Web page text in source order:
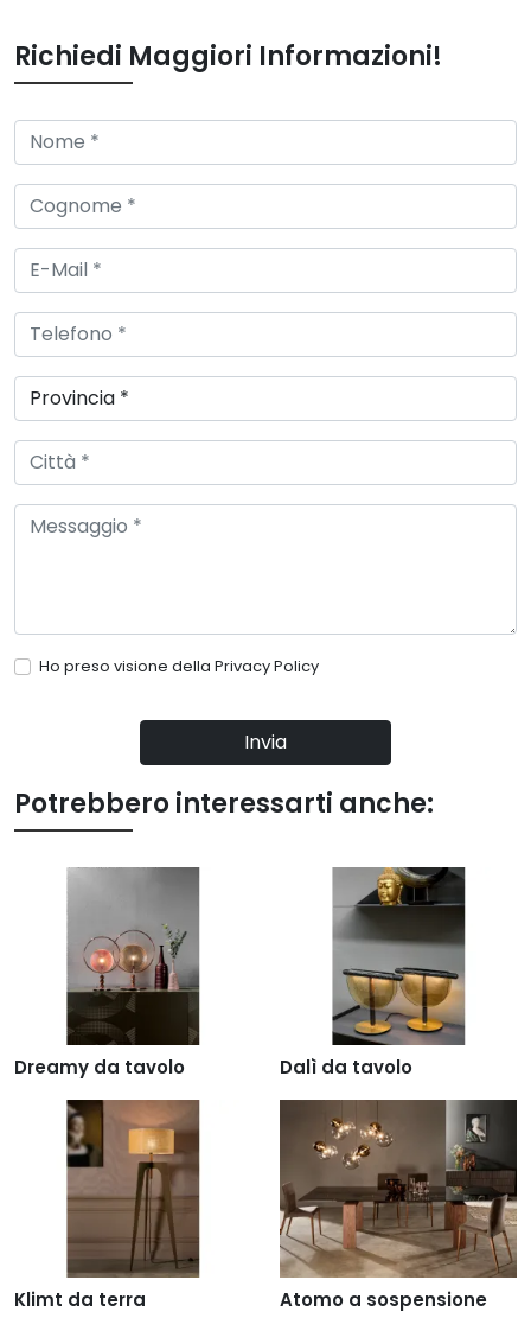
Richiedi Maggiori Informazioni!
Ho preso visione della Privacy Policy
Invia
Potrebbero interessarti anche:
Dreamy da tavolo Dalì da tavolo
Klimt da terra Atomo a sospensione